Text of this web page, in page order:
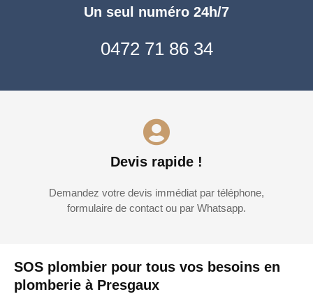
SOS plombier pour tous vos besoins en
plomberie à Presgaux
Un seul numéro 24h/7
0472 71 86 34
Devis rapide !
Demandez votre devis immédiat par téléphone,
formulaire de contact ou par Whatsapp.